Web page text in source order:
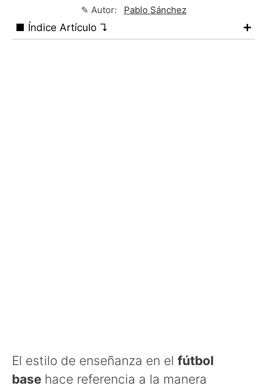
✎ Autor: Pablo Sánchez
■ Índice Artículo ↴
El estilo de enseñanza en el fútbol
base hace referencia a la manera